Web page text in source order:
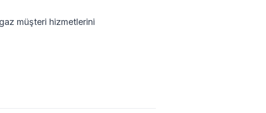
müşteri hizmetlerini